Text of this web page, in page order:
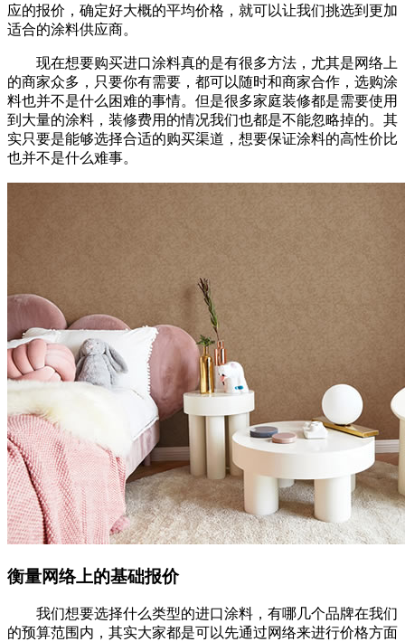
应的报价，确定好大概的平均价格，就可以让我们挑选到更加
适合的涂料供应商。
现在想要购买进口涂料真的是有很多方法，尤其是网络上
的商家众多，只要你有需要，都可以随时和商家合作，选购涂
料也并不是什么困难的事情。但是很多家庭装修都是需要使用
到大量的涂料，装修费用的情况我们也都是不能忽略掉的。其
实只要是能够选择合适的购买渠道，想要保证涂料的高性价比
也并不是什么难事。
衡量网络上的基础报价
我们想要选择什么类型的进口涂料，有哪几个品牌在我们
的预算范围内，其实大家都是可以先通过网络来进行价格方面